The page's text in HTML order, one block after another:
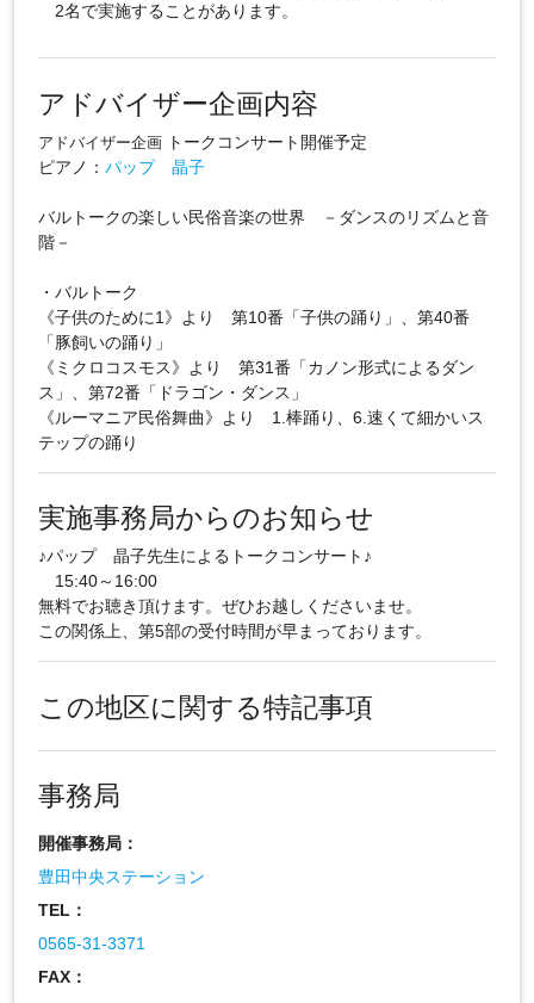
2名で実施することがあります。
アドバイザー企画内容
アドバイザー企画トークコンサート開催予定
ピアノ： パップ 晶子
バルトークの楽しい民俗音楽の世界 －ダンスのリズムと音
階－
・バルトーク
《子供のために1》より 第10番「子供の踊り」、第40番
「豚飼いの踊り」
《ミクロコスモス》より 第31番「カノン形式によるダン
ス」、第72番「ドラゴン・ダンス」
《ルーマニア民俗舞曲》より 1.棒踊り、6.速くて細かいス
テップの踊り
実施事務局からのお知らせ
♪パップ 晶子先生によるトークコンサート♪
15:40～16:00
無料でお聴き頂けます。ぜひお越しくださいませ。
この関係上、第5部の受付時間が早まっております。
この地区に関する特記事項
事務局
開催事務局：
豊田中央ステーション
TEL：
0565-31-3371
FAX：